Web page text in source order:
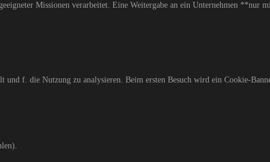
Missionen verarbeitet. Eine Weitergabe an ein Unternehmen **nur
und f. die Nutzung zu analysieren. Beim ersten Besuch wird ein Cookie-